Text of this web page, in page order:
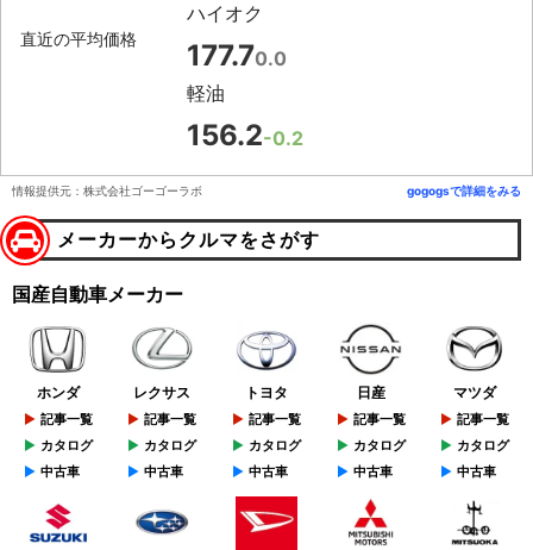
直近の平均価格
ハイオク
177.70.0
軽油
156.2-0.2
情報提供元：株式会社ゴーゴーラボ gogogsで詳細をみる
メーカーからクルマをさがす
国産自動車メーカー
ホンダ
記事一覧
カタログ
中古車
レクサス
記事一覧
カタログ
中古車
トヨタ
記事一覧
カタログ
中古車
日産
記事一覧
カタログ
中古車
マツダ
記事一覧
カタログ
中古車